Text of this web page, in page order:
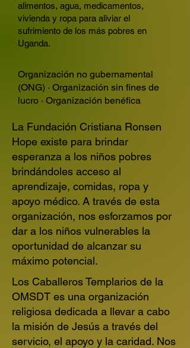
alimentos, agua, medicamentos,
vivienda y ropa para aliviar el
sufrimiento de los más pobres en
Uganda.
Organización no gubernamental
(ONG) · Organización sin fines de
lucro · Organización benéfica
La Fundación Cristiana Ronsen
Hope existe para brindar
esperanza a los niños pobres
brindándoles acceso al
aprendizaje, comidas, ropa y
apoyo médico. A través de esta
organización, nos esforzamos por
dar a los niños vulnerables la
oportunidad de alcanzar su
máximo potencial.
Los Caballeros Templarios de la
OMSDT es una organización
religiosa dedicada a llevar a cabo
la misión de Jesús a través del
servicio, el apoyo y la caridad. Nos